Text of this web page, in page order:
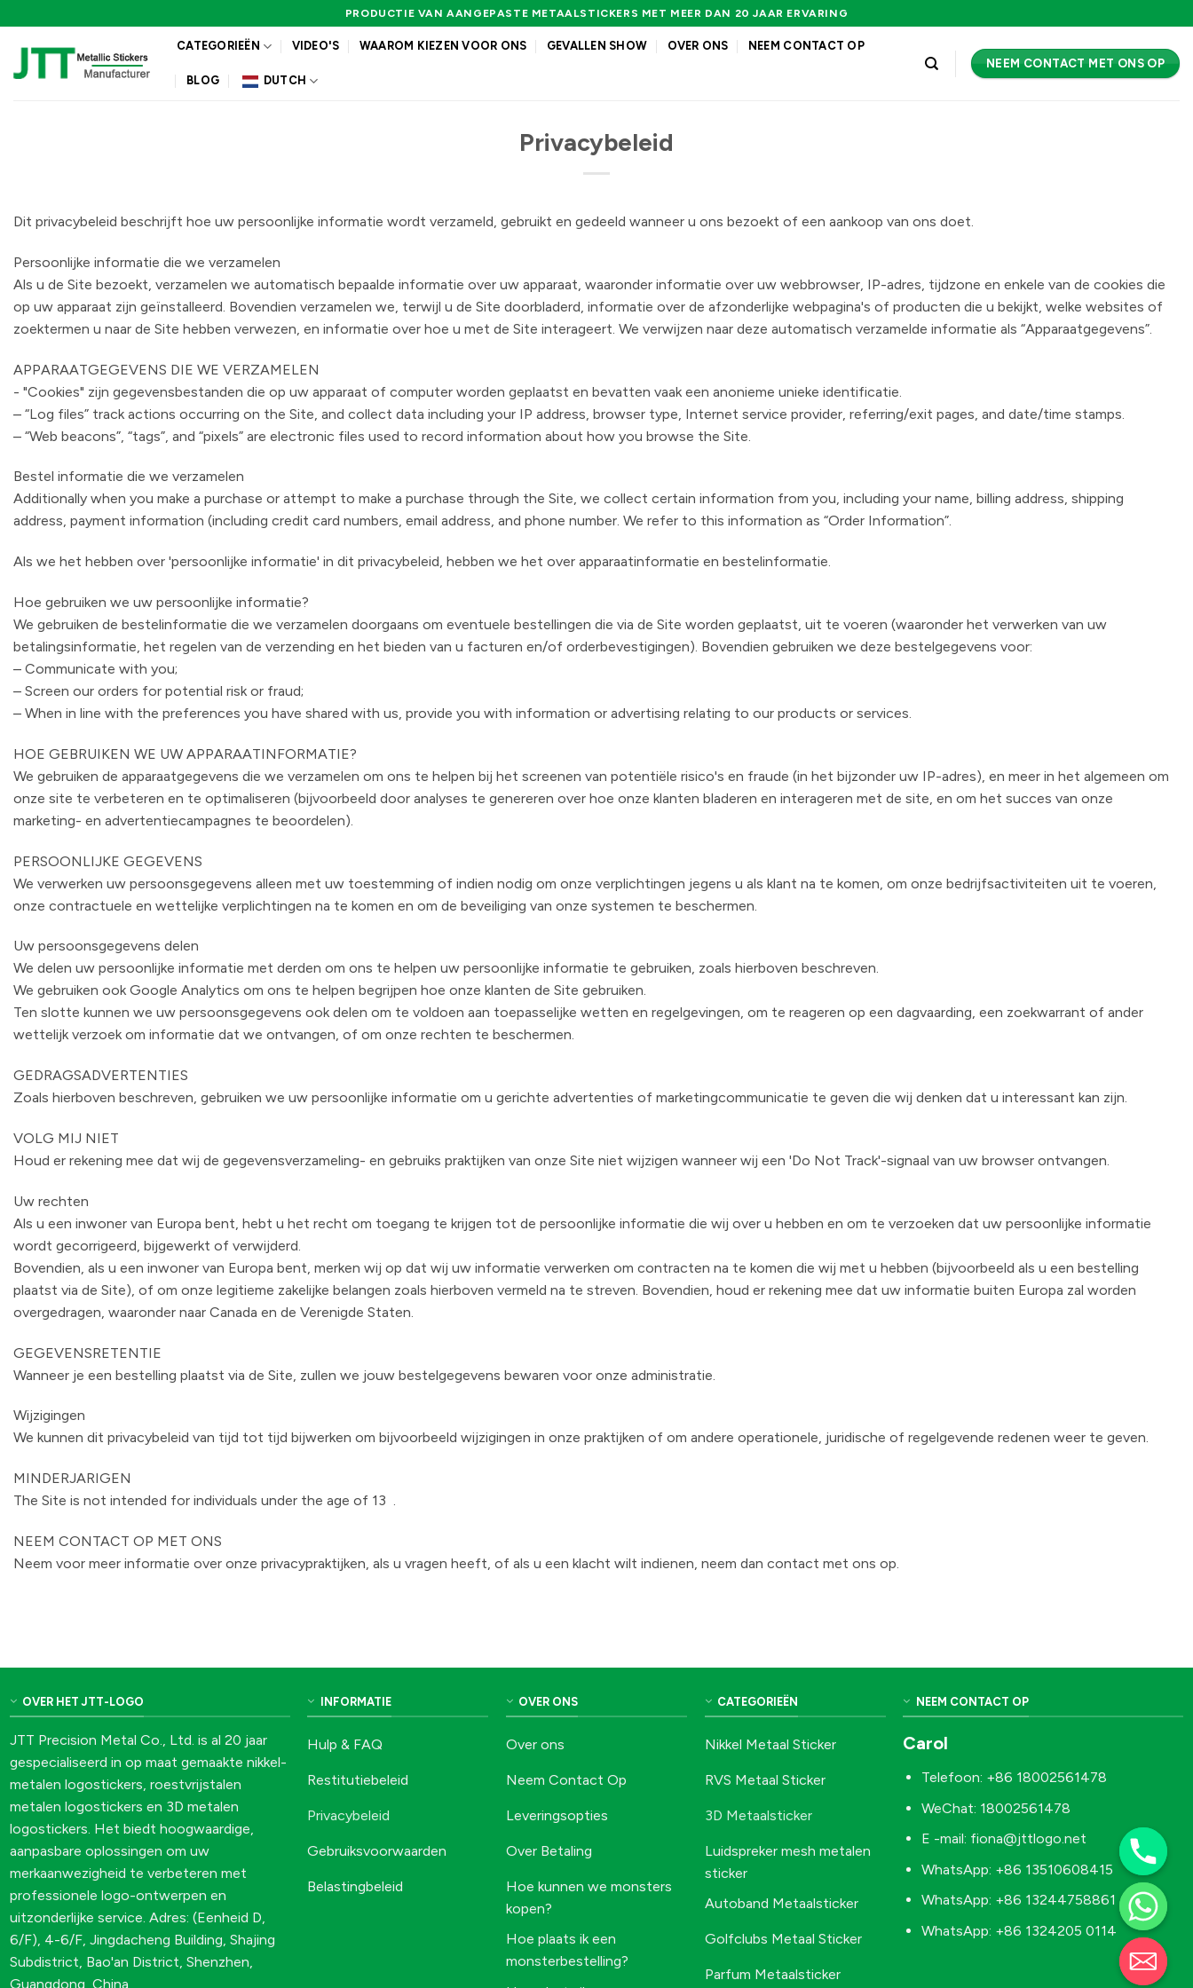
naar
inhoud
PRODUCTIE VAN AANGEPASTE METAALSTICKERS MET MEER DAN 20 JAAR ERVARING
CATEGORIEËN VIDEO'S WAAROM KIEZEN VOOR ONS GEVALLEN SHOW OVER ONS NEEM CONTACT OP
BLOG DUTCH
NEEM CONTACT MET ONS OP
Privacybeleid
Dit privacybeleid beschrijft hoe uw persoonlijke informatie wordt verzameld, gebruikt en gedeeld wanneer u ons bezoekt of een aankoop van ons doet.
Persoonlijke informatie die we verzamelen
Als u de Site bezoekt, verzamelen we automatisch bepaalde informatie over uw apparaat, waaronder informatie over uw webbrowser, IP-adres, tijdzone en enkele van de cookies die
op uw apparaat zijn geïnstalleerd. Bovendien verzamelen we, terwijl u de Site doorbladerd, informatie over de afzonderlijke webpagina's of producten die u bekijkt, welke websites of
zoektermen u naar de Site hebben verwezen, en informatie over hoe u met de Site interageert. We verwijzen naar deze automatisch verzamelde informatie als “Apparaatgegevens”.
APPARAATGEGEVENS DIE WE VERZAMELEN
- "Cookies" zijn gegevensbestanden die op uw apparaat of computer worden geplaatst en bevatten vaak een anonieme unieke identificatie.
– “Log files” track actions occurring on the Site, and collect data including your IP address, browser type, Internet service provider, referring/exit pages, and date/time stamps.
– “Web beacons”, “tags”, and “pixels” are electronic files used to record information about how you browse the Site.
Bestel informatie die we verzamelen
Additionally when you make a purchase or attempt to make a purchase through the Site, we collect certain information from you, including your name, billing address, shipping
address, payment information (including credit card numbers, email address, and phone number. We refer to this information as “Order Information”.
Als we het hebben over 'persoonlijke informatie' in dit privacybeleid, hebben we het over apparaatinformatie en bestelinformatie.
Hoe gebruiken we uw persoonlijke informatie?
We gebruiken de bestelinformatie die we verzamelen doorgaans om eventuele bestellingen die via de Site worden geplaatst, uit te voeren (waaronder het verwerken van uw
betalingsinformatie, het regelen van de verzending en het bieden van u facturen en/of orderbevestigingen). Bovendien gebruiken we deze bestelgegevens voor:
– Communicate with you;
– Screen our orders for potential risk or fraud;
– When in line with the preferences you have shared with us, provide you with information or advertising relating to our products or services.
HOE GEBRUIKEN WE UW APPARAATINFORMATIE?
We gebruiken de apparaatgegevens die we verzamelen om ons te helpen bij het screenen van potentiële risico's en fraude (in het bijzonder uw IP-adres), en meer in het algemeen om
onze site te verbeteren en te optimaliseren (bijvoorbeeld door analyses te genereren over hoe onze klanten bladeren en interageren met de site, en om het succes van onze
marketing- en advertentiecampagnes te beoordelen).
PERSOONLIJKE GEGEVENS
We verwerken uw persoonsgegevens alleen met uw toestemming of indien nodig om onze verplichtingen jegens u als klant na te komen, om onze bedrijfsactiviteiten uit te voeren,
onze contractuele en wettelijke verplichtingen na te komen en om de beveiliging van onze systemen te beschermen.
Uw persoonsgegevens delen
We delen uw persoonlijke informatie met derden om ons te helpen uw persoonlijke informatie te gebruiken, zoals hierboven beschreven.
We gebruiken ook Google Analytics om ons te helpen begrijpen hoe onze klanten de Site gebruiken.
Ten slotte kunnen we uw persoonsgegevens ook delen om te voldoen aan toepasselijke wetten en regelgevingen, om te reageren op een dagvaarding, een zoekwarrant of ander
wettelijk verzoek om informatie dat we ontvangen, of om onze rechten te beschermen.
GEDRAGSADVERTENTIES
Zoals hierboven beschreven, gebruiken we uw persoonlijke informatie om u gerichte advertenties of marketingcommunicatie te geven die wij denken dat u interessant kan zijn.
VOLG MIJ NIET
Houd er rekening mee dat wij de gegevensverzameling- en gebruiks praktijken van onze Site niet wijzigen wanneer wij een 'Do Not Track'-signaal van uw browser ontvangen.
Uw rechten
Als u een inwoner van Europa bent, hebt u het recht om toegang te krijgen tot de persoonlijke informatie die wij over u hebben en om te verzoeken dat uw persoonlijke informatie
wordt gecorrigeerd, bijgewerkt of verwijderd.
Bovendien, als u een inwoner van Europa bent, merken wij op dat wij uw informatie verwerken om contracten na te komen die wij met u hebben (bijvoorbeeld als u een bestelling
plaatst via de Site), of om onze legitieme zakelijke belangen zoals hierboven vermeld na te streven. Bovendien, houd er rekening mee dat uw informatie buiten Europa zal worden
overgedragen, waaronder naar Canada en de Verenigde Staten.
GEGEVENSRETENTIE
Wanneer je een bestelling plaatst via de Site, zullen we jouw bestelgegevens bewaren voor onze administratie.
Wijzigingen
We kunnen dit privacybeleid van tijd tot tijd bijwerken om bijvoorbeeld wijzigingen in onze praktijken of om andere operationele, juridische of regelgevende redenen weer te geven.
MINDERJARIGEN
The Site is not intended for individuals under the age of 13 .
NEEM CONTACT OP MET ONS
Neem voor meer informatie over onze privacypraktijken, als u vragen heeft, of als u een klacht wilt indienen, neem dan contact met ons op.
OVER HET JTT-LOGO
JTT Precision Metal Co., Ltd. is al 20 jaar
gespecialiseerd in op maat gemaakte nikkel-
metalen logostickers, roestvrijstalen
metalen logostickers en 3D metalen
logostickers. Het biedt hoogwaardige,
aanpasbare oplossingen om uw
merkaanwezigheid te verbeteren met
professionele logo-ontwerpen en
uitzonderlijke service. Adres: (Eenheid D,
6/F), 4-6/F, Jingdacheng Building, Shajing
Subdistrict, Bao'an District, Shenzhen,
Guangdong, China
INFORMATIE
Hulp & FAQ
Restitutiebeleid
Privacybeleid
Gebruiksvoorwaarden
Belastingbeleid
OVER ONS
Over ons
Neem Contact Op
Leveringsopties
Over Betaling
Hoe kunnen we monsters
kopen?
Hoe plaats ik een
monsterbestelling?
CATEGORIEËN
Nikkel Metaal Sticker
RVS Metaal Sticker
3D Metaalsticker
Luidspreker mesh metalen
sticker
Autoband Metaalsticker
Golfclubs Metaal Sticker
Parfum Metaalsticker
NEEM CONTACT OP
Carol
Telefoon: +86 18002561478
WeChat: 18002561478
E -mail: fiona@jttlogo.net
WhatsApp: +86 13510608415
WhatsApp: +86 13244758861
WhatsApp: +86 1324205 0114